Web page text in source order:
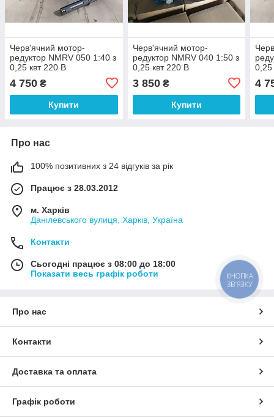
Черв'ячний мотор-
редуктор NMRV 050 1:40 з
0,25 квт 220 В
4 750 ₴
Купити
Черв'ячний мотор-
редуктор NMRV 040 1:50 з
0,25 квт 220 В
3 850₴
Купити
0,25
4
Про нас
100% позитивних з 24 відгуків за рік
Працює з 28.03.2012
м. Харків
Данілевського вулиця, Харків, Україна
Контакти
Сьогодні працює з 08:00 до 18:00
Показати весь графік роботи
Про нас
Контакти
Доставка та оплата
Графік роботи
КНОПКА
ЗВ'ЯЗКУ